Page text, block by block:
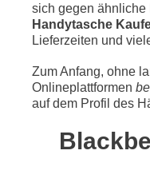
sich gegen ähnliche
Handytasche
Lieferzeiten und
Zum Anfang, ohne
Onlineplattformen
auf dem Profil des